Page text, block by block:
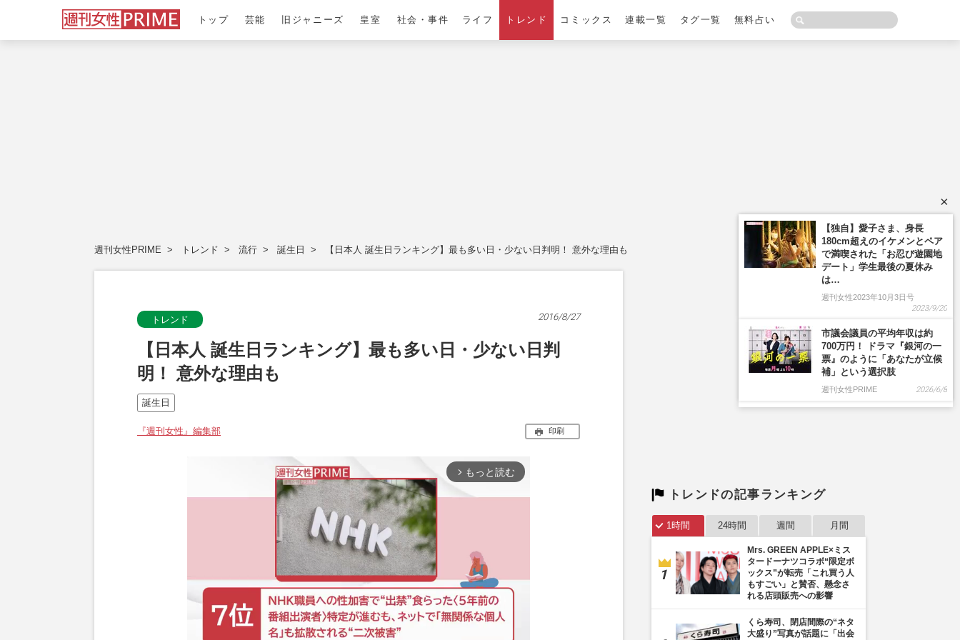
トップ 芸能 旧ジャニーズ 皇室 社会・事件 ライフ トレンド コミックス 連載一覧 タグ一覧 無料占い
週刊女性PRIME トレンド 流行 誕生日 【日本人 誕生日ランキング】最も多い日・少ない日判明！ 意外な理由も
トレンド 2016/8/27
【日本人 誕生日ランキング】最も多い日・少ない日判
明！ 意外な理由も
誕生日
『週刊女性』編集部 印刷
arrow_forward_ios もっと読む
トレンドの記事ランキング
1時間 24時間 週間 月間
Mrs. GREEN APPLE×ミス
タードーナツコラボ“限定ボ
ックス”が転売「これ買う人
もすごい」と賛否、懸念さ
れる店頭販売への影響
くら寿司、閉店間際の“ネタ
大盛り”写真が話題に「出会
×